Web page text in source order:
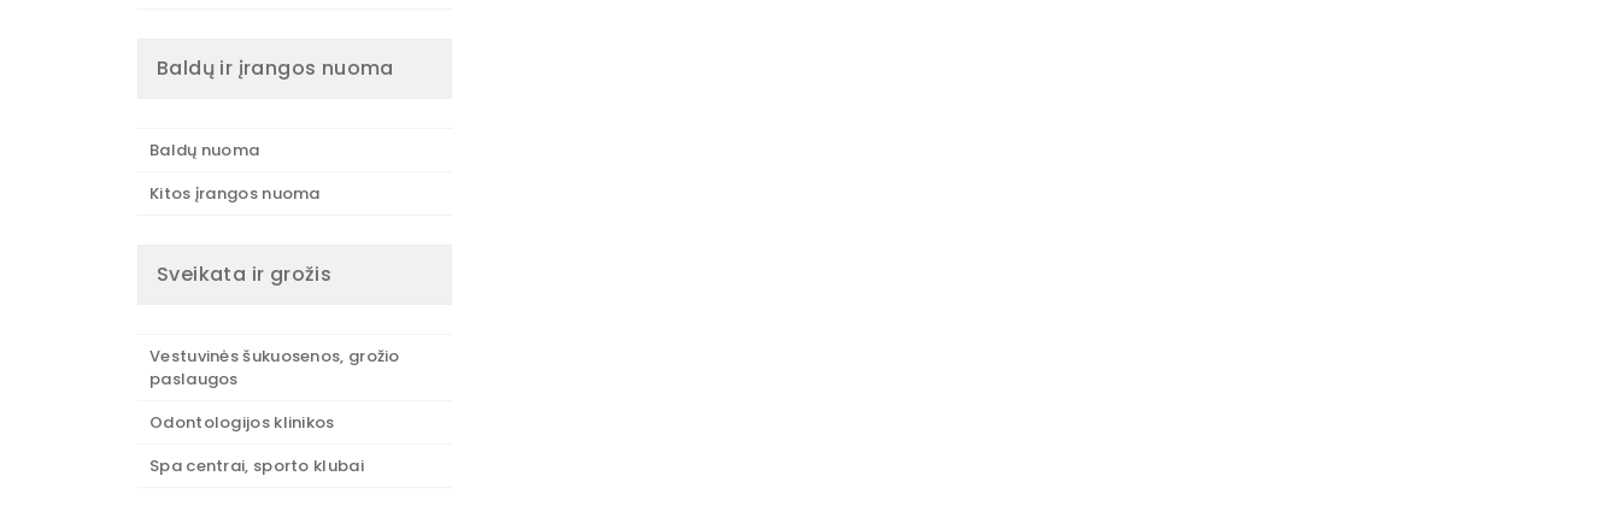
Baldų ir įrangos nuoma
Baldų nuoma
Kitos įrangos nuoma
Sveikata ir grožis
Vestuvinės šukuosenos, grožio
paslaugos
Odontologijos klinikos
Spa centrai, sporto klubai